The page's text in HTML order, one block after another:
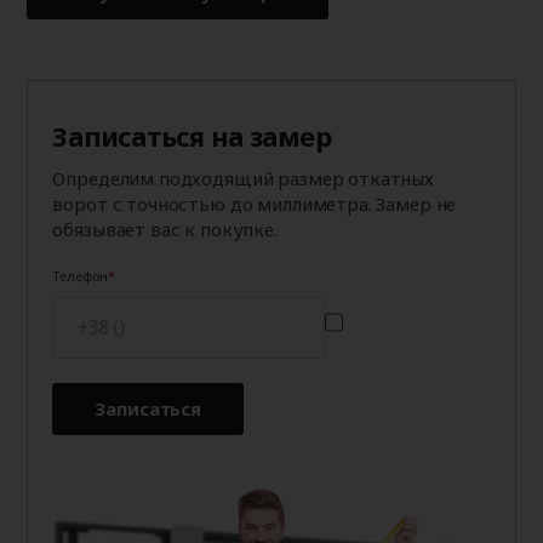
Записаться на замер
Определим подходящий размер откатных
ворот с точностью до миллиметра. Замер не
обязывает вас к покупке.
Телефон
Записаться